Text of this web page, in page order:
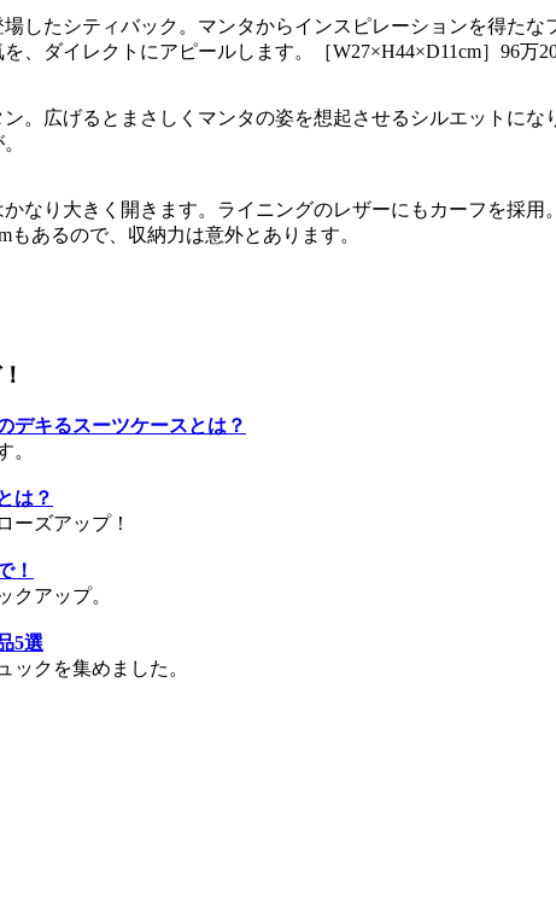
したシティバック。マンタからインスピレーションを得た
ダイレクトにアピールします。［W27×H44×D11cm］96万
。広げるとまさしくマンタの姿を想起させるシルエットに
なり大きく開きます。ライニングのレザーにもカーフを採
あるので、収納力は意外とあります。
デキるスーツケースとは？
。
は？
ーズアップ！
！
クアップ。
5選
ックを集めました。